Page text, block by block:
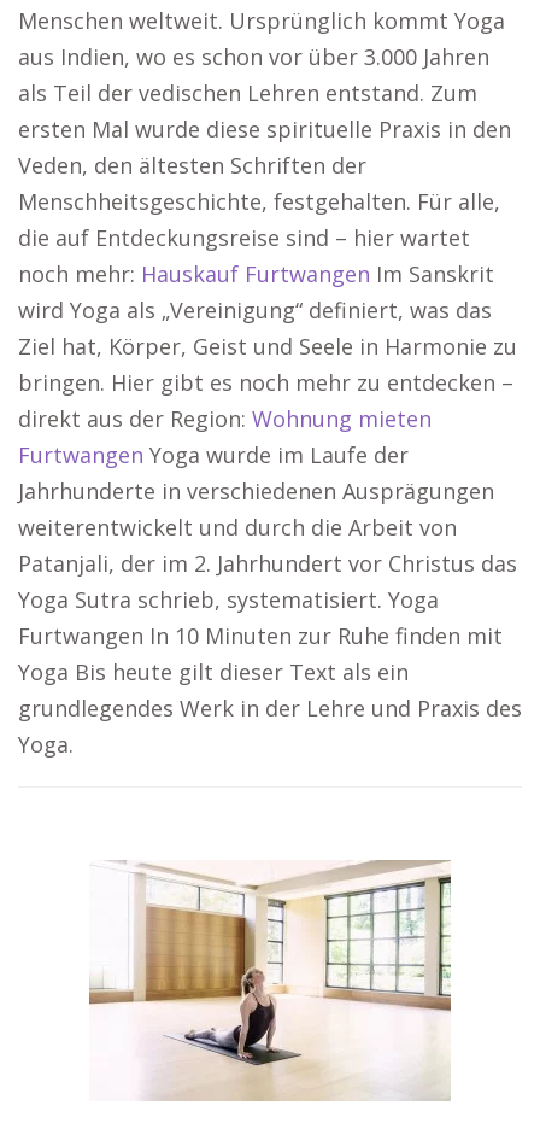
Menschen weltweit. Ursprünglich kommt Yoga
aus Indien, wo es schon vor über 3.000 Jahren
als Teil der vedischen Lehren entstand. Zum
ersten Mal wurde diese spirituelle Praxis in den
Veden, den ältesten Schriften der
Menschheitsgeschichte, festgehalten. Für alle,
die auf Entdeckungsreise sind – hier wartet
noch mehr: Hauskauf Furtwangen Im Sanskrit
wird Yoga als „Vereinigung“ definiert, was das
Ziel hat, Körper, Geist und Seele in Harmonie zu
bringen. Hier gibt es noch mehr zu entdecken –
direkt aus der Region: Wohnung mieten
Furtwangen Yoga wurde im Laufe der
Jahrhunderte in verschiedenen Ausprägungen
weiterentwickelt und durch die Arbeit von
Patanjali, der im 2. Jahrhundert vor Christus das
Yoga Sutra schrieb, systematisiert. Yoga
Furtwangen In 10 Minuten zur Ruhe finden mit
Yoga Bis heute gilt dieser Text als ein
grundlegendes Werk in der Lehre und Praxis des
Yoga.